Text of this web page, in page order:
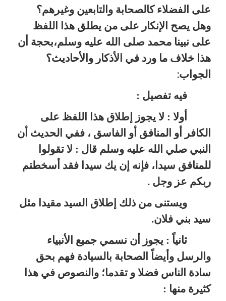
على الفضلاء كالصحابة والتابعين وغيرهم؟
وهل يصح الإنكار على من يطلق هذا اللفظ
على نبينا محمد صلى الله عليه وسلم،بحجة أن
هذا خلاف ما ورد في الأذكار والأحاديث؟
الجواب:
فيه تفصيل :
أولا : لا يجوز إطلاق هذا اللفظ على
الكافر أو المنافق أو الفاسق ، ففي الحديث أن
النبي صلي الله عليه وسلم قال : لا تقولوا
للمنافق سيدا، فإنه إن يك سيدا فقد أسخطتم
ربكم عز وجل .
ويستنى من ذلك إطلاق السيد مقيدا مثل
سيد بني فلان.
ثانياً : يجوز أن نسمي جميع الأنبياء
والرسل وأيضاً الصحابة بالسيادة فهم بحق
سادة الناس فضلا و تقدما؛ والنصوص في هذا
كثيرة منها :